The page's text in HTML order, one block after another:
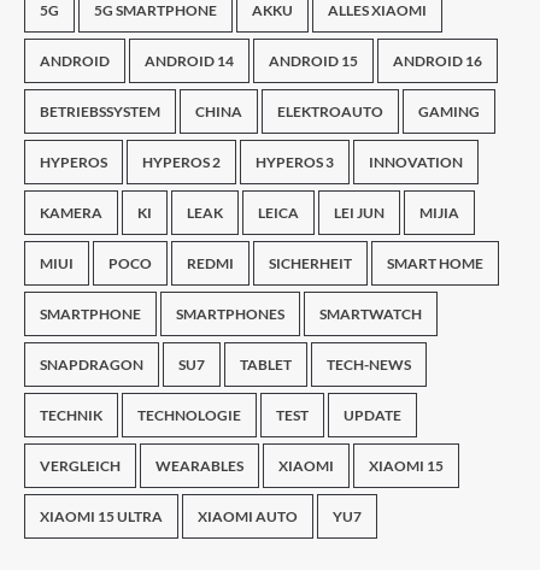
5G 5G SMARTPHONE AKKU ALLES XIAOMI
ANDROID ANDROID 14 ANDROID 15 ANDROID 16
BETRIEBSSYSTEM CHINA ELEKTROAUTO GAMING
HYPEROS HYPEROS 2 HYPEROS 3 INNOVATION
KAMERA KI LEAK LEICA LEI JUN MIJIA
MIUI POCO REDMI SICHERHEIT SMART HOME
SMARTPHONE SMARTPHONES SMARTWATCH
SNAPDRAGON SU7 TABLET TECH-NEWS
TECHNIK TECHNOLOGIE TEST UPDATE
VERGLEICH WEARABLES XIAOMI XIAOMI 15
XIAOMI 15 ULTRA XIAOMI AUTO YU7